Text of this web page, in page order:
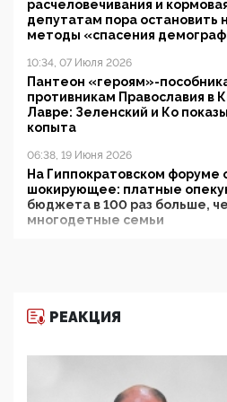
расчеловечивания и
депутатам пора остановить
методы «спасения
10:34, 07 Июля 2026
Пантеон «героям»-
противникам Православия в
Лавре: Зеленский и Ко
копыта
06:38, 19 Июня 2026
На Гиппократовском форуме
шокирующее: платные
бюджета в 100 раз больше,
многодетные семьи
11:53, 09 Июня 2026
деятельность ИИТО ЮНЕСКО
цифроглобалисты
повестку в образовании
РЕАКЦИЯ